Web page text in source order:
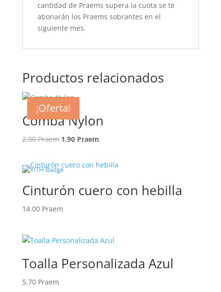
cantidad de Praems supera la cuota se te
abonarán los Praems sobrantes en el
siguiente mes.
Productos relacionados
¡Oferta!
Comba Nylon
2.00Praem El
original
era:
2.00 Praem.
1.90PraemEl
actual
Cinturón cuero con hebilla
14.00Praem
Toalla Personalizada Azul
5.70Praem